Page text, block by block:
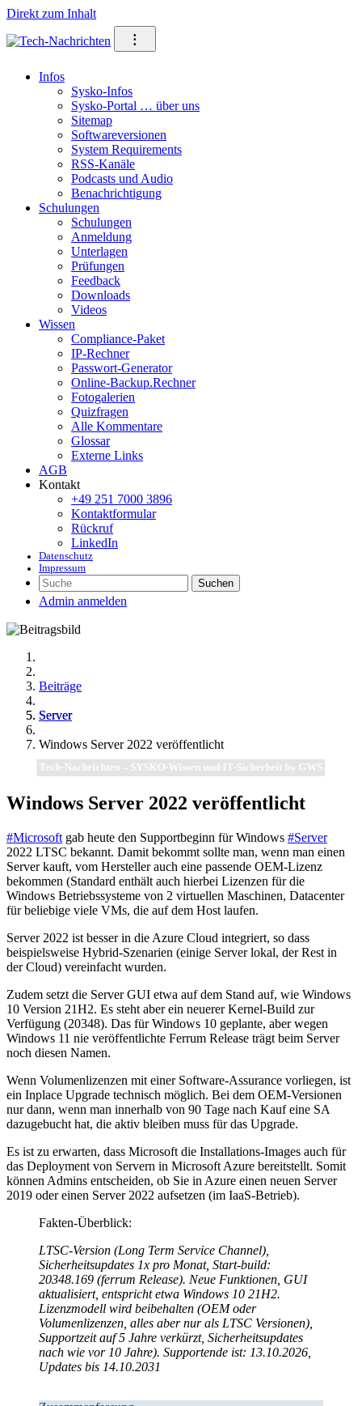
Direkt zum Inhalt
⁝
Infos
Sysko-Infos
Sysko-Portal … über uns
Sitemap
Softwareversionen
System Requirements
RSS-Kanäle
Podcasts und Audio
Benachrichtigung
Schulungen
Schulungen
Anmeldung
Unterlagen
Prüfungen
Feedback
Downloads
Videos
Wissen
Compliance-Paket
IP-Rechner
Passwort-Generator
Online-Backup.Rechner
Fotogalerien
Quizfragen
Alle Kommentare
Glossar
Externe Links
AGB
Kontakt
+49 251 7000 3896
Kontaktformular
Rückruf
LinkedIn
Datenschutz
Impressum
Suchen
Admin anmelden
Beiträge
Server
Windows Server 2022 veröffentlicht
Tech-Nachrichten – SYSKO-Wissen und IT-Sicherheit by GWS
Windows Server 2022 veröffentlicht
#Microsoft gab heute den Supportbeginn für Windows #Server
2022 LTSC bekannt. Damit bekommt sollte man, wenn man einen
Server kauft, vom Hersteller auch eine passende OEM-Lizenz
bekommen (Standard enthält auch hierbei Lizenzen für die
Windows Betriebssysteme von 2 virtuellen Maschinen, Datacenter
für beliebige viele VMs, die auf dem Host laufen.
Server 2022 ist besser in die Azure Cloud integriert, so dass
beispielsweise Hybrid-Szenarien (einige Server lokal, der Rest in
der Cloud) vereinfacht wurden.
Zudem setzt die Server GUI etwa auf dem Stand auf, wie Windows
10 Version 21H2. Es steht aber ein neuerer Kernel-Build zur
Verfügung (20348). Das für Windows 10 geplante, aber wegen
Windows 11 nie veröffentlichte Ferrum Release trägt beim Server
noch diesen Namen.
Wenn Volumenlizenzen mit einer Software-Assurance vorliegen, ist
ein Inplace Upgrade technisch möglich. Bei dem OEM-Versionen
nur dann, wenn man innerhalb von 90 Tage nach Kauf eine SA
dazugebucht hat, die aktiv bleiben muss für das Upgrade.
Es ist zu erwarten, dass Microsoft die Installations-Images auch für
das Deployment von Servern in Microsoft Azure bereitstellt. Somit
können Admins entscheiden, ob Sie in Azure einen neuen Server
2019 oder einen Server 2022 aufsetzen (im IaaS-Betrieb).
Fakten-Überblick:
LTSC-Version (Long Term Service Channel),
Sicherheitsupdates 1x pro Monat, Start-build:
20348.169 (ferrum Release). Neue Funktionen, GUI
aktualisiert, entspricht etwa Windows 10 21H2.
Lizenzmodell wird beibehalten (OEM oder
Volumenlizenzen, alles aber nur als LTSC Versionen),
Supportzeit auf 5 Jahre verkürzt, Sicherheitsupdates
nach wie vor 10 Jahre). Supportende ist: 13.10.2026,
Updates bis 14.10.2031